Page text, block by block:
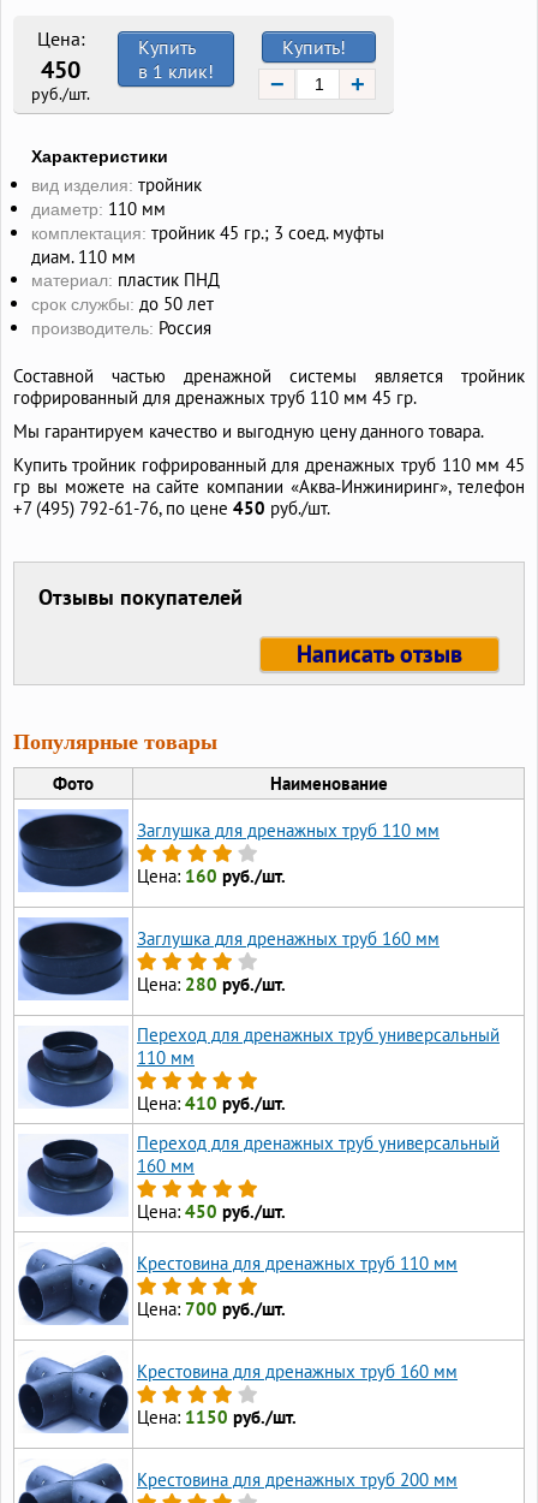
Цена:
450
руб./шт.
Купить!
− +
Купить
в 1 клик!
Характеристики
вид изделия: тройник
диаметр: 110 мм
комплектация: тройник 45 гр.; 3 соед. муфты
диам. 110 мм
материал: пластик ПНД
срок службы: до 50 лет
производитель: Россия
Составной частью дренажной системы является тройник
гофрированный для дренажных труб 110 мм 45 гр.
Мы гарантируем качество и выгодную цену данного товара.
Купить тройник гофрированный для дренажных труб 110 мм 45
гр вы можете на сайте компании «Аква‑Инжиниринг», телефон
+7 (495) 792-61-76,по цене 450 руб./шт.
Отзывы покупателей
Написать отзыв
Популярные товары
Фото Наименование
Заглушка для дренажных труб 110 мм
Цена: 160 руб./шт.
Заглушка для дренажных труб 160 мм
Цена: 280 руб./шт.
Переход для дренажных труб универсальный
110 мм
Цена: 410 руб./шт.
Переход для дренажных труб универсальный
160 мм
Цена: 450 руб./шт.
Крестовина для дренажных труб 110 мм
Цена: 700 руб./шт.
Крестовина для дренажных труб 160 мм
Цена: 1150 руб./шт.
Крестовина для дренажных труб 200 мм